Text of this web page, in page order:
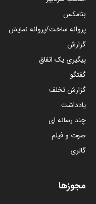
بتامکس
پروانه ساخت/پروانه نمایش
گزارش
پیگیری یک اتفاق
گفتگو
گزارش تخلف
یادداشت
چند رسانه ای
صوت و فیلم
گالری
مجوزها